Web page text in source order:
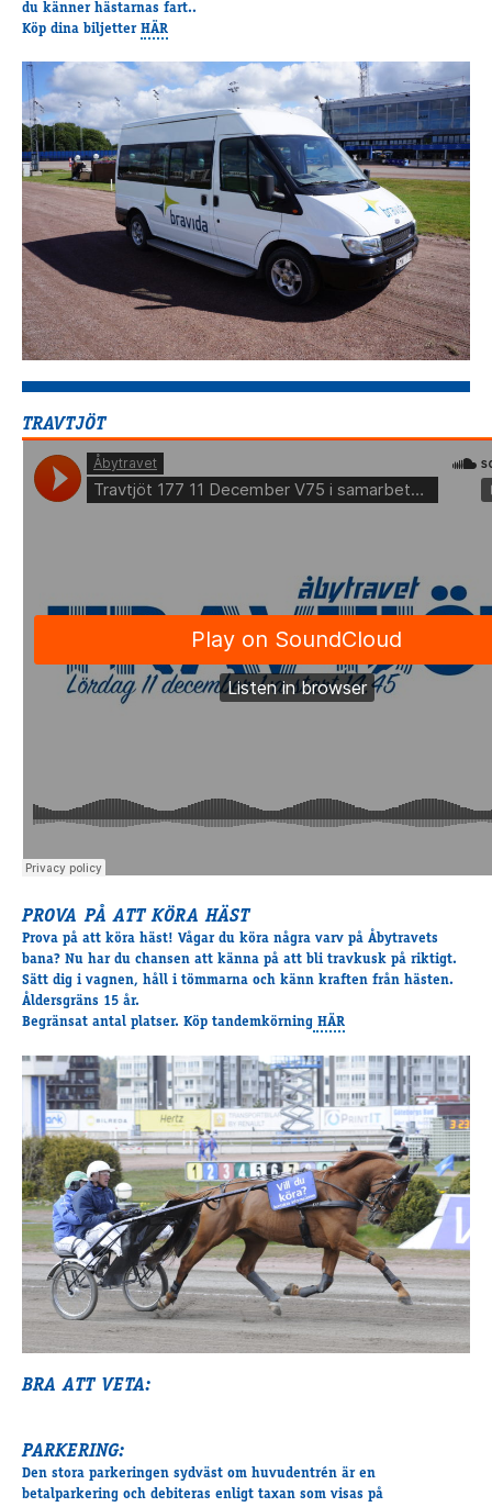
Om travskolan
Samarbetspartners
Licenskurser
Kursutbud och Aktiviteter
Ungdoms­stipendium
Ledningsgrupp
Kontakt
Styrelsen
Åby Trav­sällskap
du känner hästarnas fart..
Köp dina biljetter HÄR
TRAVTJÖT
PROVA PÅ ATT KÖRA HÄST
Prova på att köra häst! Vågar du köra några varv på Åbytravets
bana? Nu har du chansen att känna på att bli travkusk på riktigt.
Sätt dig i vagnen, håll i tömmarna och känn kraften från hästen.
Åldersgräns 15 år.
Begränsat antal platser. Köp tandemkörningHÄR
BRA ATT VETA:
PARKERING:
Den stora parkeringen sydväst om huvudentrén är en
betalparkering och debiteras enligt taxan som visas på